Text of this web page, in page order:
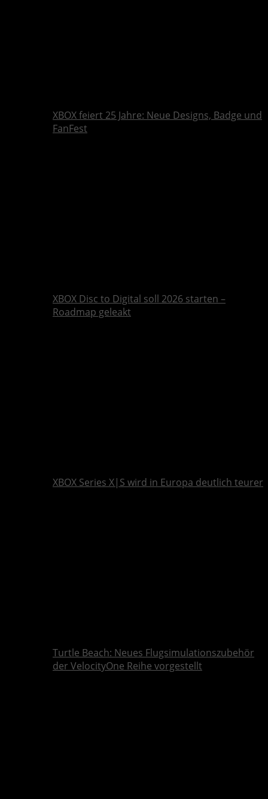
XBOX feiert 25 Jahre: Neue Designs, Badge und
FanFest
XBOX Disc to Digital soll 2026 starten –
Roadmap geleakt
XBOX Series X|S wird in Europa deutlich teurer
Turtle Beach: Neues Flugsimulationszubehör
der VelocityOne Reihe vorgestellt